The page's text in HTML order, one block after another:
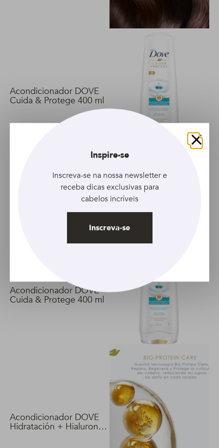
Acondicionador DOVE
Cuida & Protege 400 ml
Love Beauty and Planet Smooth and Serene, traz aos fios
uma nutrição profunda. Os produtos ajudam a combater
o frizz, preservar a hidratação, além de deixá-los super
Acondicionador DOVE
Cuida & Protege 400 ml
Acondicionador DOVE
Hidratación + Hialuron
Fechar
Inspire-se
Inscreva-se na nossa newsletter e
receba dicas exclusivas para
cabelos incríveis
Inscreva-se